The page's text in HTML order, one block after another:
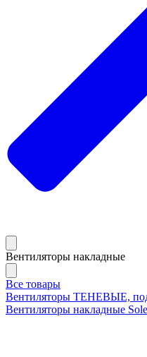
Вентиляторы накладные
Все товары
Вентиляторы ТЕНЕВЫЕ, под
Вентиляторы накладные